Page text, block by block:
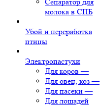
молока в СПБ
Убой и переработка
птицы
Электропастухи
Для коров —
Для овец, коз —
Для пасеки —
Для лошадей